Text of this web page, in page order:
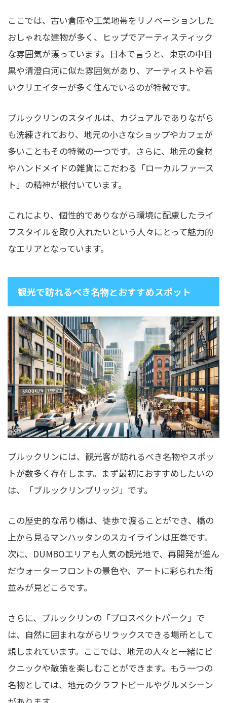
ここでは、古い倉庫や工業地帯をリノベーションした
おしゃれな建物が多く、ヒップでアーティスティック
な雰囲気が漂っています。日本で言うと、東京の中目
黒や清澄白河に似た雰囲気があり、アーティストや若
いクリエイターが多く住んでいるのが特徴です。
ブルックリンのスタイルは、カジュアルでありながら
も洗練されており、地元の小さなショップやカフェが
多いこともその特徴の一つです。さらに、地元の食材
やハンドメイドの雑貨にこだわる「ローカルファース
ト」の精神が根付いています。
これにより、個性的でありながら環境に配慮したライ
フスタイルを取り入れたいという人々にとって魅力的
なエリアとなっています。
観光で訪れるべき名物とおすすめスポット
ブルックリンには、観光客が訪れるべき名物やスポッ
トが数多く存在します。まず最初におすすめしたいの
は、「ブルックリンブリッジ」です。
この歴史的な吊り橋は、徒歩で渡ることができ、橋の
上から見るマンハッタンのスカイラインは圧巻です。
次に、DUMBOエリアも人気の観光地で、再開発が進ん
だウォーターフロントの景色や、アートに彩られた街
並みが見どころです。
さらに、ブルックリンの「プロスペクトパーク」で
は、自然に囲まれながらリラックスできる場所として
親しまれています。ここでは、地元の人々と一緒にピ
クニックや散策を楽しむことができます。もう一つの
名物としては、地元のクラフトビールやグルメシーン